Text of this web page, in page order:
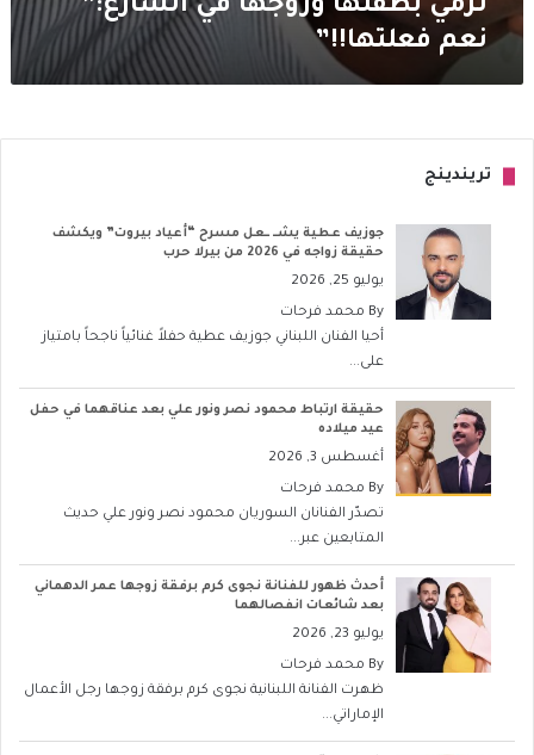
ترمي بطفلها وزوجها في الشارع:”
نعم فعلتها!!”
تريندينج
جوزيف عطية يشــ ــعل مسرح “أعياد بيروت” ويكشف
حقيقة زواجه في 2026 من بيرلا حرب
يوليو 25, 2026
By محمد فرحات
أحيا الفنان اللبناني جوزيف عطية حفلاً غنائياً ناجحاً بامتياز
على...
حقيقة ارتباط محمود نصر ونور علي بعد عناقهما في حفل
عيد ميلاده
أغسطس 3, 2026
By محمد فرحات
تصدّر الفنانان السوريان محمود نصر ونور علي حديث
المتابعين عبر...
أحدث ظهور للفنانة نجوى كرم برفقة زوجها عمر الدهماني
بعد شائعات انفصالهما
يوليو 23, 2026
By محمد فرحات
ظهرت الفنانة اللبنانية نجوى كرم برفقة زوجها رجل الأعمال
الإماراتي...